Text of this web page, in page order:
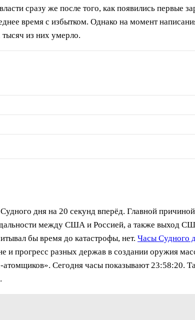
сразу же после того, как появились первые
время с избытком. Однако на момент
из них умерло.
дня на 20 секунд вперёд. Главной
дальности между США и Россией, а также выход
бы время до катастрофы, нет. Часы Судного
и прогресс разных держав в создании оружия
Сегодня часы показывают 23:58:20.